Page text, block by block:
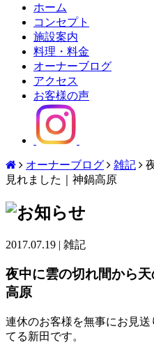
ホーム
コンセプト
施設案内
料理・料金
オーナーブログ
アクセス
お客様の声
オーナーブログ 雑記
見れました｜神鍋高原
2017.07.19 | 雑記
夜中に雲の切れ間から
高原
連休のお客様を無事にお見
てる新田です。